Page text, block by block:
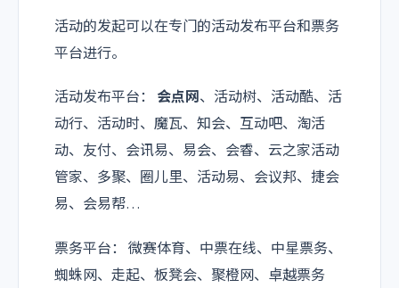
活动的发起可以在专门的活动发布平台和票务
平台进行。
活动发布平台：‍ 会点网、活动树、活动酷、活
动行、活动时、魔瓦、知会、互动吧、淘活
动、友付、会讯易、易会、会睿、云之家活动
管家、多聚、圈儿里、活动易、会议邦、捷会
易、会易帮…
票务平台： 微赛体育、中票在线、中星票务、
蜘蛛网、走起、板凳会、聚橙网、卓越票务